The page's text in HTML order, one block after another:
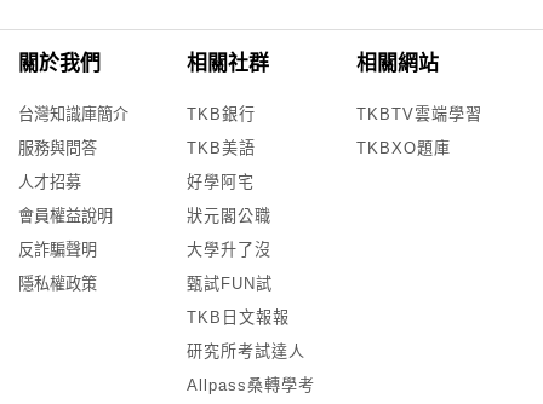
關於我們
台灣知識庫簡介
服務與問答
人才招募
會員權益說明
反詐騙聲明
隱私權政策
相關社群
TKB銀行
TKB美語
好學阿宅
狀元閣公職
大學升了沒
甄試FUN試
TKB日文報報
研究所考試達人
Allpass桑轉學考
相關網站
TKBTV雲端學習
TKBXO題庫